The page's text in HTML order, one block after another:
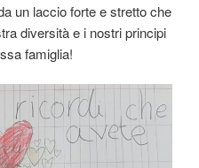
un laccio forte e stretto che
diversità e i nostri principi
famiglia!